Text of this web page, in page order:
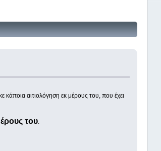
αιτιολόγηση εκ μέρους του, που έχει
του.